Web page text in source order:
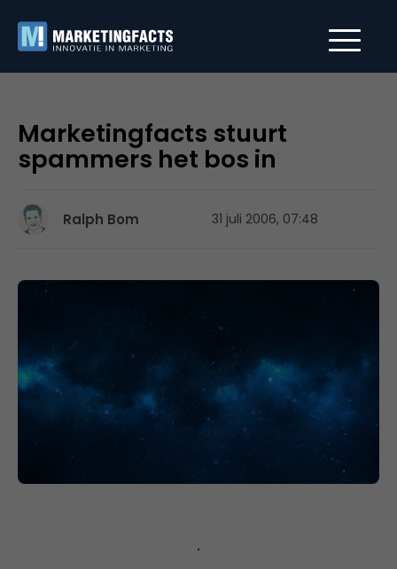
Marketingfacts stuurt
spammers het bos in
Ralph Bom 31 juli 2006, 07:48